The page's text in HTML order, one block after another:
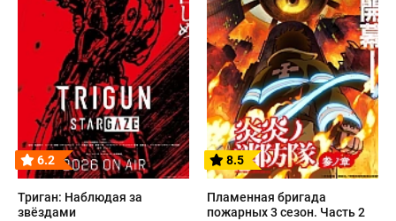
6.2
Триган: Наблюдая за
звёздами
8.5
Пламенная бригада
пожарных 3 сезон. Часть 2